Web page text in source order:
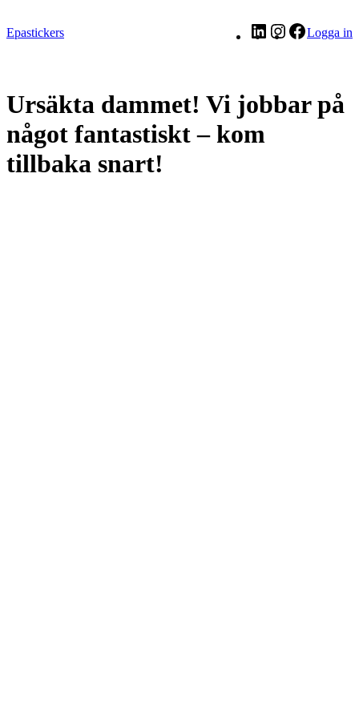
Epastickers LinkedInInstagram
Facebook
Logga in
Ursäkta dammet! Vi jobbar på
något fantastiskt – kom
tillbaka snart!